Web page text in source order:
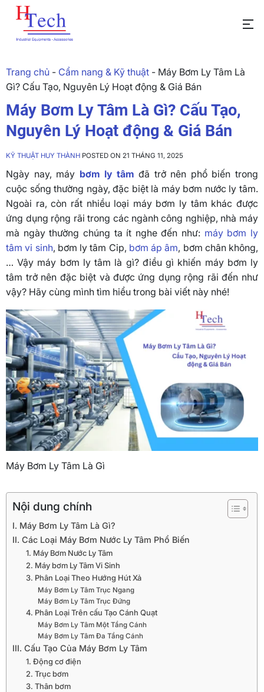
Trang chủ - Cẩm nang & Kỹ thuật - Máy Bơm Ly Tâm Là
Gì? Cấu Tạo, Nguyên Lý Hoạt động & Giá Bán
Máy Bơm Ly Tâm Là Gì? Cấu Tạo,
Nguyên Lý Hoạt động & Giá Bán
KỸ THUẬT HUY THÀNH POSTED ON 21 THÁNG 11, 2025
Ngày nay, máy bơm ly tâm đã trở nên phổ biến trong
cuộc sống thường ngày, đặc biệt là máy bơm nước ly tâm.
Ngoài ra, còn rất nhiều loại máy bơm ly tâm khác được
ứng dụng rộng rãi trong các ngành công nghiệp, nhà máy
mà ngày thường chúng ta ít nghe đến như: máy bơm ly
tâm vi sinh, bơm ly tâm Cip, bơm áp âm, bơm chân không,
… Vậy máy bơm ly tâm là gì? điều gì khiến máy bơm ly
tâm trở nên đặc biệt và được ứng dụng rộng rãi đến như
vậy? Hãy cùng mình tìm hiểu trong bài viết này nhé!
Máy Bơm Ly Tâm Là Gì
Nội dung chính
I. Máy Bơm Ly Tâm Là Gì?
II. Các Loại Máy Bơm Nước Ly Tâm Phổ Biến
1. Máy Bơm Nước Ly Tâm
2. Máy bơm Ly Tâm Vi Sinh
3. Phân Loại Theo Hướng Hút Xả
Máy Bơm Ly Tâm Trục Ngang
Máy Bơm Ly Tâm Trục Đứng
4. Phân Loại Trên cấu Tạo Cánh Quạt
Máy Bơm Ly Tâm Một Tầng Cánh
Máy Bơm Ly Tâm Đa Tầng Cánh
III. Cấu Tạo Của Máy Bơm Ly Tâm
1. Động cơ điện
2. Trục bơm
3. Thân bơm